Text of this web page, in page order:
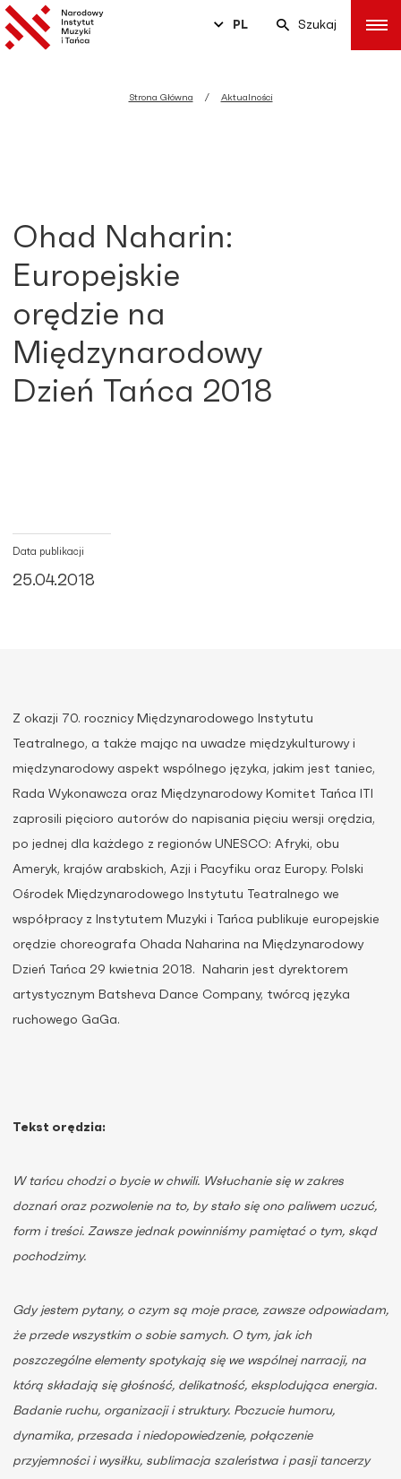
PL Szukaj
Strona Główna Aktualności
Ohad Naharin:
Europejskie
orędzie na
Międzynarodowy
Dzień Tańca 2018
Data publikacji
25.04.2018
Z okazji 70. rocznicy Międzynarodowego Instytutu
Teatralnego, a także mając na uwadze międzykulturowy i
międzynarodowy aspekt wspólnego języka, jakim jest taniec,
Rada Wykonawcza oraz Międzynarodowy Komitet Tańca ITI
zaprosili pięcioro autorów do napisania pięciu wersji orędzia,
po jednej dla każdego z regionów UNESCO: Afryki, obu
Ameryk, krajów arabskich, Azji i Pacyfiku oraz Europy. Polski
Ośrodek Międzynarodowego Instytutu Teatralnego we
współpracy z Instytutem Muzyki i Tańca publikuje europejskie
orędzie choreografa Ohada Naharina na Międzynarodowy
Dzień Tańca 29 kwietnia 2018. Naharin jest dyrektorem
artystycznym Batsheva Dance Company, twórcą języka
ruchowego GaGa.
Tekst orędzia:
W tańcu chodzi o bycie w chwili. Wsłuchanie się w zakres
doznań oraz pozwolenie na to, by stało się ono paliwem uczuć,
form i treści. Zawsze jednak powinniśmy pamiętać o tym, skąd
pochodzimy.
Gdy jestem pytany, o czym są moje prace, zawsze odpowiadam,
że przede wszystkim o sobie samych. O tym, jak ich
poszczególne elementy spotykają się we wspólnej narracji, na
którą składają się głośność, delikatność, eksplodująca energia.
Badanie ruchu, organizacji i struktury. Poczucie humoru,
dynamika, przesada i niedopowiedzenie, połączenie
przyjemności i wysiłku, sublimacja szaleństwa i pasji tancerzy